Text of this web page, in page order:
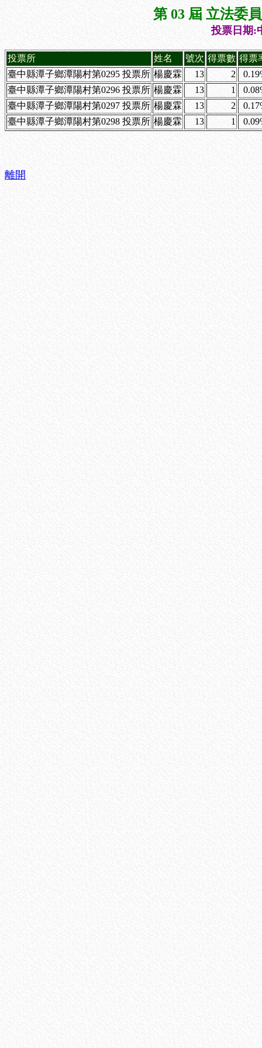
第 03 屆 立法委
投票日期:
投票所 姓名 號次 得票數 得票
臺中縣潭子鄉潭陽村第0295 投票所 楊慶霖 13 2
臺中縣潭子鄉潭陽村第0296 投票所 楊慶霖 13 1
臺中縣潭子鄉潭陽村第0297 投票所 楊慶霖 13 2
臺中縣潭子鄉潭陽村第0298 投票所 楊慶霖 13 1
離開